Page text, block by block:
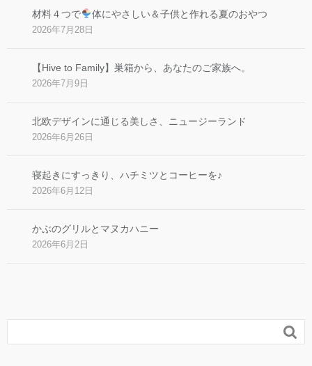
材料４つで 体にやさしい＆子供と作れる夏のおやつ
2026年7月28日
【Hive to Family】巣箱から、あなたのご家族へ。
2026年7月9日
北欧デザインに通じる美しさ、ニュージーランド
2026年6月26日
寝起きにすっきり、ハチミツとコーヒーを♪
2026年6月12日
かぶのグリルとマヌカハニー
2026年6月2日
